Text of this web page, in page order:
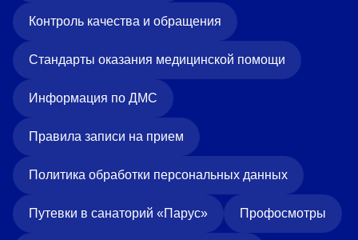
Контроль качества и обращения
Стандарты оказания медицинской помощи
Информация по ДМС
Правила записи на прием
Политика обработки персональных данных
Путевки в санаторий «Парус» Профосмотры